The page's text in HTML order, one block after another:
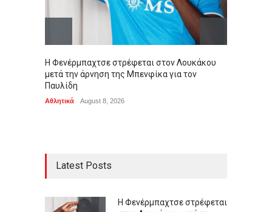
Η Φενέρμπαχτσε στρέφεται στον Λουκάκου
μετά την άρνηση της Μπενφίκα για τον
Παυλίδη
Αθλητικά August 8, 2026
Latest Posts
Η Φενέρμπαχτσε στρέφεται